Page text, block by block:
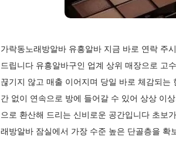
가락동노래방알바 유흥알바 지금 바로 연락 주
드립니다 유흥알바구인 업계 상위 매장으로 고
끊기지 않고 매출 이어지며 당일 바로 체감되
간 없이 연속으로 방에 들어갈 수 있어 상상 이
으로 환산해 드리는 신비로운 공간입니다 초보
래방알바 잠실에서 가장 수준 높은 단골층을